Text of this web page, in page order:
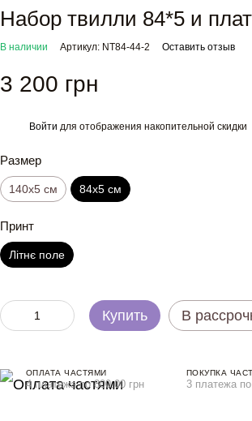
Набор твилли 84*5 и
В наличии Артикул: NT84-44-2 Оставить отзыв
3 200 грн
Войти для отображения накопительной скидки
Размер
140х5 см 84х5 см
Принт
Літнє поле
Купить В
ОПЛАТА ЧАСТЯМИ
4 платежа по 800.00 грн
ПОКУПКА
3 платежа